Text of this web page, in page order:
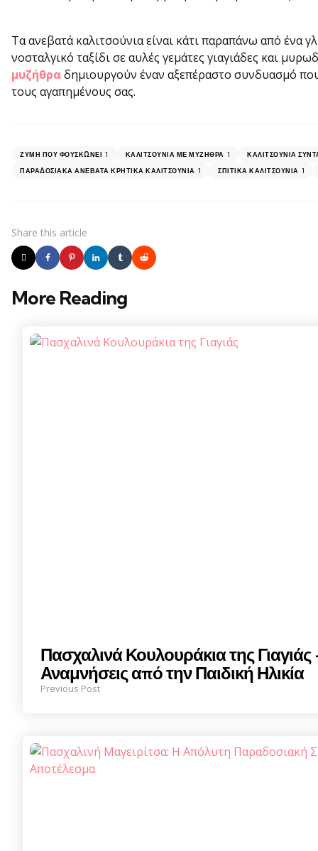
Τα ανεβατά καλιτσούνια είναι κάτι παραπάνω από ένα
νοσταλγικό ταξίδι σε αυλές γεμάτες γιαγιάδες και
μυζήθραδημιουργούν έναν αξεπέραστο συνδυασμό που
τους αγαπημένους σας.
ΖΎΜΗ ΠΟΥ ΦΟΥΣΚΏΝΕΙ 1 ΚΑΛΙΤΣΟΎΝΙΑ ΜΕ ΜΥΖΉΘΡΑ 1 ΚΑΛΙΤΣΟΎΝΙΑ
ΠΑΡΑΔΟΣΙΑΚΆ ΑΝΕΒΑΤΆ ΚΡΗΤΙΚΆ ΚΑΛΙΤΣΟΎΝΙΑ 1 ΣΠΙΤΙΚΆ ΚΑΛΙΤΣΟΎΝΙΑ 1
Share this article
More Reading
Post
Πασχαλινά Κουλουράκια της
Αναμνήσεις από την Παιδική Ηλικία
Previous Post